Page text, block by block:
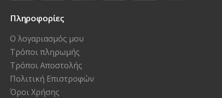
Πληροφορίες
Ο λογαριασμός μου
Τρόποι πληρωμής
Τρόποι Αποστολής
Πολιτική Επιστροφών
Όροι Χρήσης